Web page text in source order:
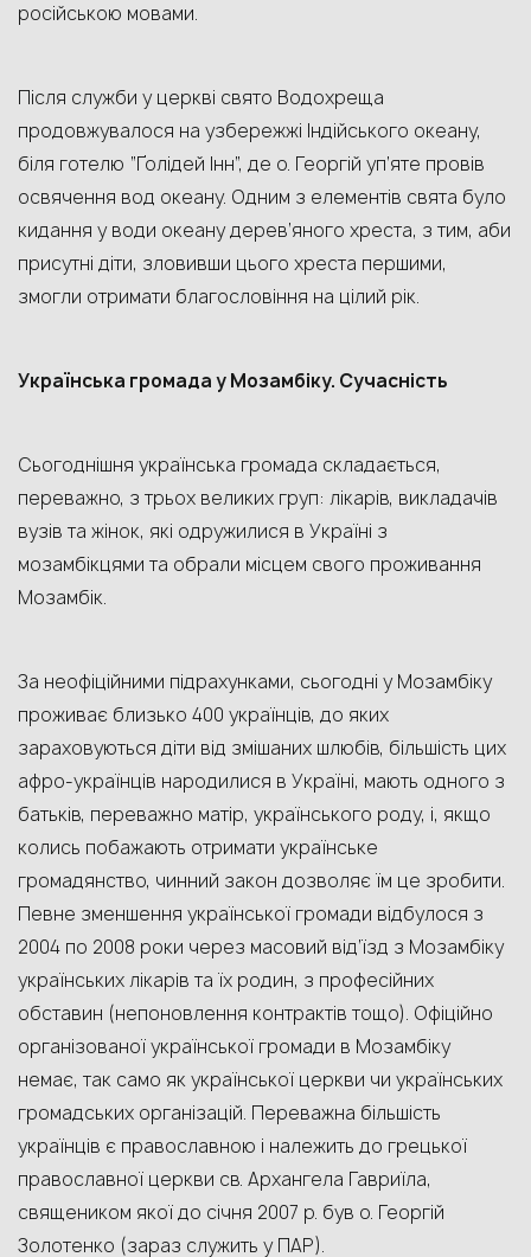
російською мовами.
Після служби у церкві свято Водохреща
продовжувалося на узбережжі Індійського океану,
біля готелю “Ґолідей Інн”, де о. Георгій уп’яте провів
освячення вод океану. Одним з елементів свята було
кидання у води океану дерев’яного хреста, з тим, аби
присутні діти, зловивши цього хреста першими,
змогли отримати благословіння на цілий рік.
Українська громада у Мозамбіку. Сучасність
Сьогоднішня українська громада складається,
переважно, з трьох великих груп: лікарів, викладачів
вузів та жінок, які одружилися в Україні з
мозамбікцями та обрали місцем свого проживання
Мозамбік.
За неофіційними підрахунками, сьогодні у Мозамбіку
проживає близько 400 українців, до яких
зараховуються діти від змішаних шлюбів, більшість цих
афро-українців народилися в Україні, мають одного з
батьків, переважно матір, українського роду, і, якщо
колись побажають отримати українське
громадянство, чинний закон дозволяє їм це зробити.
Певне зменшення української громади відбулося з
2004 по 2008 роки через масовий від’їзд з Мозамбіку
українських лікарів та їх родин, з професійних
обставин (непоновлення контрактів тощо). Офіційно
організованої української громади в Мозамбіку
немає, так само як української церкви чи українських
громадських організацій. Переважна більшість
українців є православною і належить до грецької
православної церкви св. Архангела Гавриїла,
священикoм якої до січня 2007 p. був о. Георгій
Золотенко (зараз служить у ПАР).